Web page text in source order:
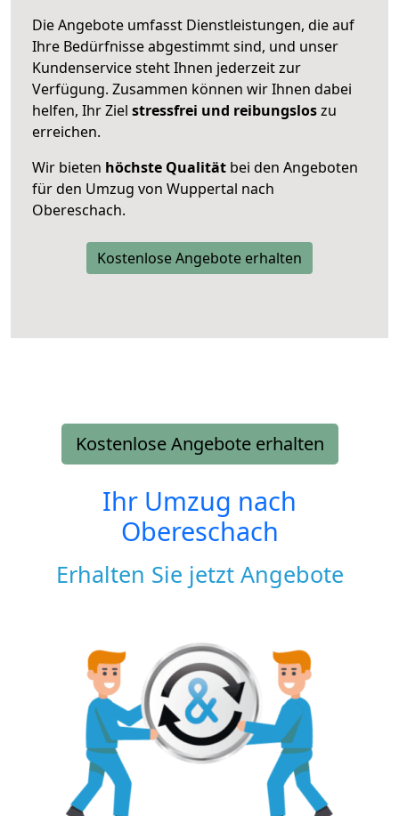
Die Angebote umfasst Dienstleistungen, die auf
Ihre Bedürfnisse abgestimmt sind, und unser
Kundenservice steht Ihnen jederzeit zur
Verfügung. Zusammen können wir Ihnen dabei
helfen, Ihr Ziel stressfrei und reibungsloszu
erreichen.
Wir bieten höchste Qualität bei den Angeboten
für den Umzug von Wuppertal nach
Obereschach.
Kostenlose Angebote erhalten
Kostenlose Angebote erhalten
Ihr Umzug nach
Obereschach
Erhalten Sie jetzt Angebote